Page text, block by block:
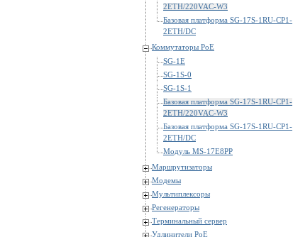
2ETH/220VAC-W3
Базовая платформа SG-17S-1RU-CP1-
2ETH/DC
Коммутаторы PoE
SG-1E
SG-1S-0
SG-1S-1
Базовая платформа SG-17S-1RU-CP1-
2ETH/220VAC-W3
Базовая платформа SG-17S-1RU-CP1-
2ETH/DC
Модуль MS-17E8PP
Маршрутизаторы
Модемы
Мультиплексоры
Регенераторы
Терминальный сервер
Удлинители PoE